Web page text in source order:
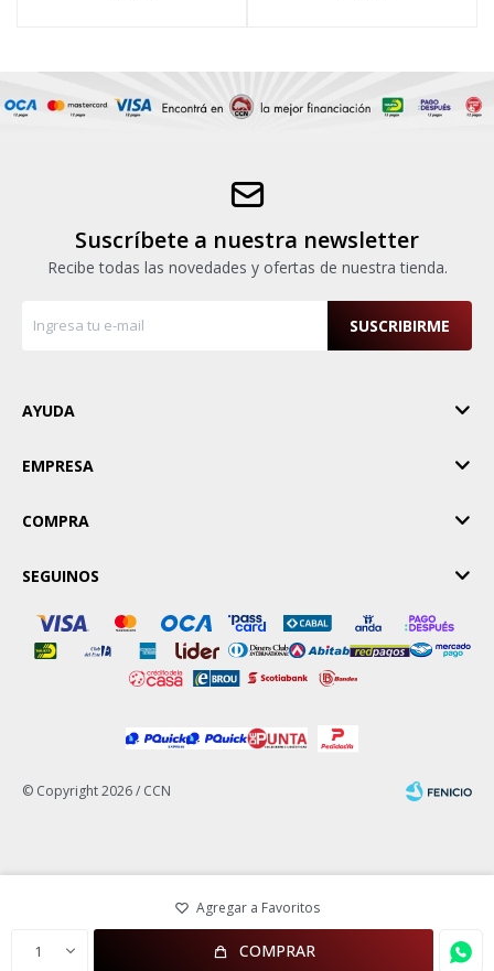
1 COMPRAR
Suscríbete a nuestra newsletter
Recibe todas las novedades y ofertas de nuestra tienda.
SUSCRIBIRME
AYUDA
EMPRESA
COMPRA
SEGUINOS
© Copyright 2026 / CCN
Fenicio